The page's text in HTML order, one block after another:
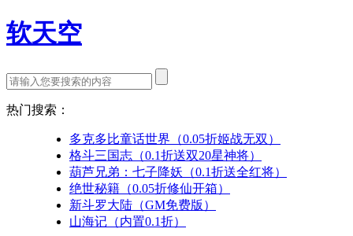
软天空
热门搜索：
多克多比童话世界（0.05折姬战无双）
格斗三国志（0.1折送双20星神将）
葫芦兄弟：七子降妖（0.1折送全红将）
绝世秘籍（0.05折修仙开箱）
新斗罗大陆（GM免费版）
山海记（内置0.1折）